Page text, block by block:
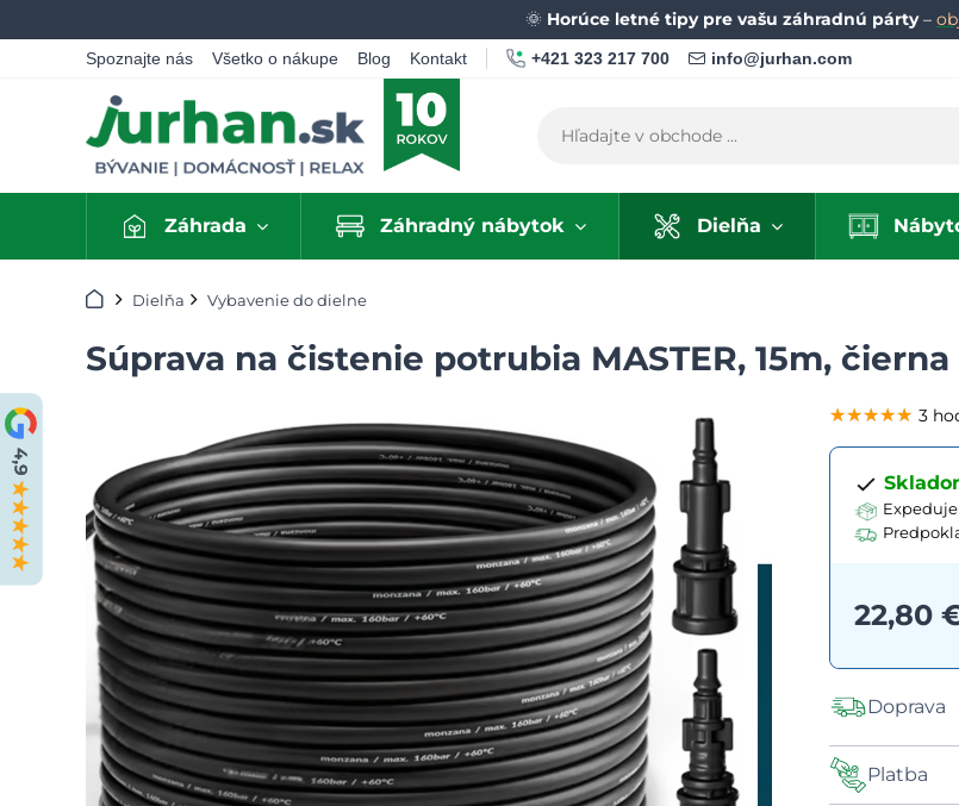
🌞 Horúce letné tipy pre vašu záhradnú párty–
Spoznajte nás Všetko o nákupe Blog Kontakt +421 323 217 700 info@jurhan.com
Záhrada Záhradný nábytok Dielňa
Úvod Dielňa Vybavenie do dielne
Súprava na čistenie potrubia MASTER, 15m, čierna
★★★★★
★★★★★
★★★★★ 3
22,80
Doprava
Platba